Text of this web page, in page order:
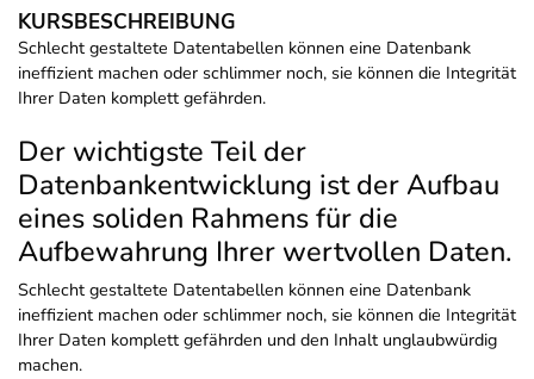
KURSBESCHREIBUNG
Schlecht gestaltete Datentabellen können eine Datenbank
ineffizient machen oder schlimmer noch, sie können die Integrität
Ihrer Daten komplett gefährden.
Der wichtigste Teil der
Datenbankentwicklung ist der Aufbau
eines soliden Rahmens für die
Aufbewahrung Ihrer wertvollen Daten.
Schlecht gestaltete Datentabellen können eine Datenbank
ineffizient machen oder schlimmer noch, sie können die Integrität
Ihrer Daten komplett gefährden und den Inhalt unglaubwürdig
machen.